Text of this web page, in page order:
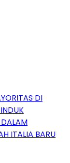
DI
ITALIA BARU